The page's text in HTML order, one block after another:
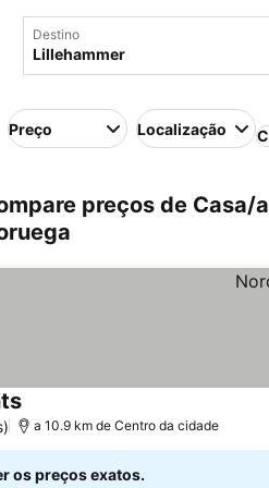
Destino
Preço Localização
preços de Casa/
Ver preços
a 10.9 km de Centro da cidade
os preços exatos.